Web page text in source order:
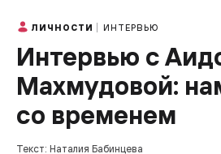
ЛИЧНОСТИ ИНТЕРВЬЮ
Интервью с
Махмудовой:
со временем
Текст: Наталия Бабинцева